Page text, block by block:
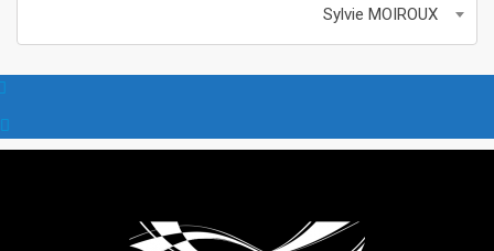
Sylvie MOIROUX